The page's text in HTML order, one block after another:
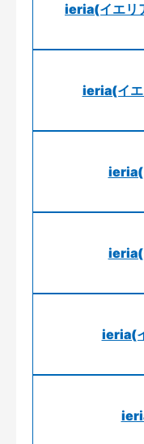
ieria(イエリ
ieria(イエ
ieria(
ieria(
ieria(